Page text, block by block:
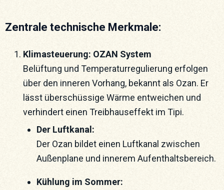
Zentrale technische Merkmale:
Klimasteuerung: OZAN System
Belüftung und Temperaturregulierung erfolgen
über den inneren Vorhang, bekannt als Ozan. Er
lässt überschüssige Wärme entweichen und
verhindert einen Treibhauseffekt im Tipi.
Der Luftkanal:
Der Ozan bildet einen Luftkanal zwischen
Außenplane und innerem Aufenthaltsbereich.
Kühlung im Sommer: